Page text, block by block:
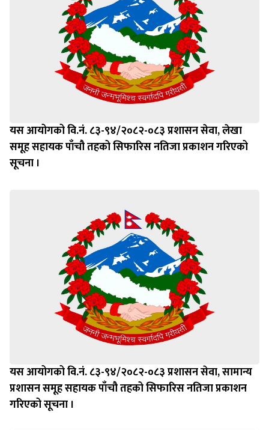
यस आयोगको वि.नं. ८३-९४/२०८२-०८३ प्रशासन सेवा, लेखा
समूह सहायक पाँचौ तहको सिफारिस नतिजा प्रकाशन गरिएको
सूचना ।
यस आयोगको वि.नं. ८३-९४/२०८२-०८३ प्रशासन सेवा, सामान्य
प्रशासन समूह सहायक पाँचौ तहको सिफारिस नतिजा प्रकाशन
गरिएको सूचना ।